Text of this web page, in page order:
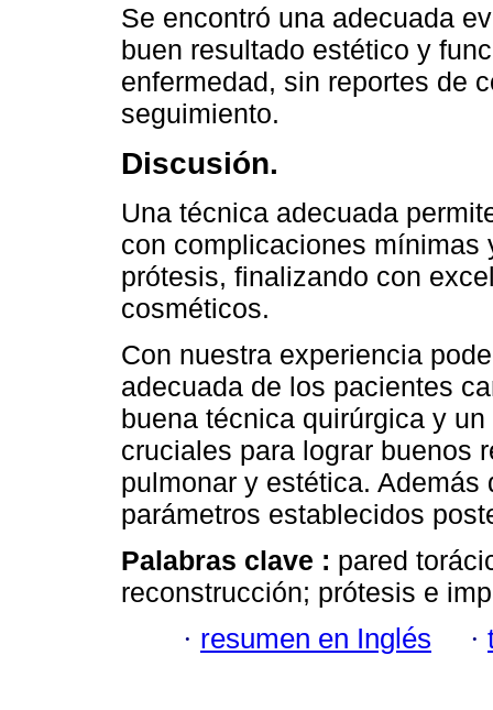
Se encontró una adecuada
buen resultado estético y
enfermedad, sin reportes de
seguimiento.
Discusión.
Una técnica adecuada
con complicaciones mínimas
prótesis, finalizando con
cosméticos.
Con nuestra experiencia
adecuada de los pacientes
buena técnica quirúrgica y
cruciales para lograr buenos
pulmonar y estética.
parámetros establecidos
Palabras clave : pared
reconstrucción; prótesis e
· resumen en Inglés ·